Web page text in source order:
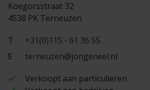
Hang- & sluitwerk
Diensten
Technische documentatie
Utiliteitsgebouw
Prefab woning
Projectontwikkelaar
Handelspartner
Geluidwerend
Rookwerend
Inspiratie
Verkooppunten
Veelgestelde vragen
Duurzaamheid
GND Garantiedeuren
Werken bij Berkvens
Koegorsstraat 32
4538 PK Terneuzen
T
+31(0)115 - 61 36 55
E
terneuzen@jongeneel.nl
Verkoopt aan particulieren